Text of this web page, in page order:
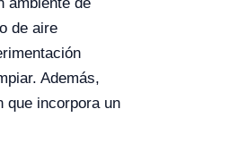
de aire
Además,
que incorpora un